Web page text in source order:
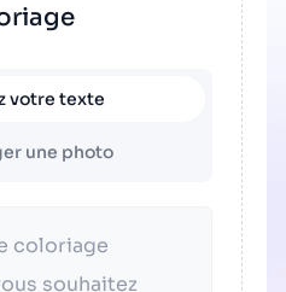
votre texte
une photo